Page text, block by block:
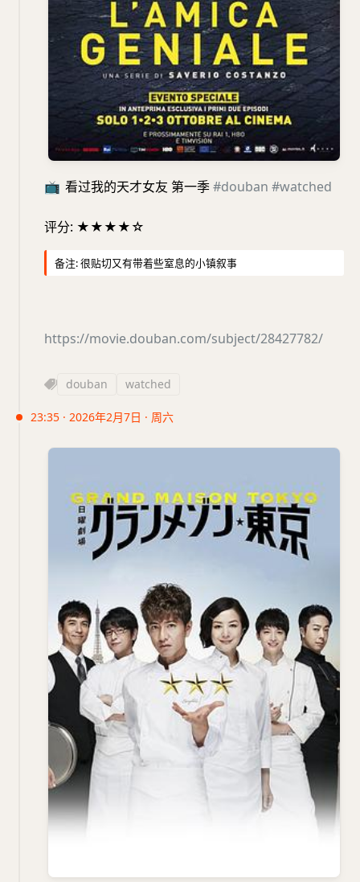
📺 看过我的天才女友 第一季#douban #watched
评分: ★★★★☆
备注: 很贴切又有带着些窒息的小镇叙事
https://movie.douban.com/subject/28427782/
douban watched
23:35 · 2026年2月7日 · 周六